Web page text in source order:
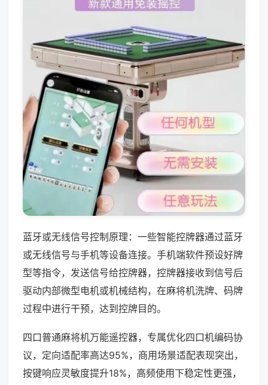
蓝牙或无线信号控制原理：一些智能控牌器通过蓝牙
或无线信号与手机等设备连接。手机端软件预设好牌
型等指令，发送信号给控牌器，控牌器接收到信号后
驱动内部微型电机或机械结构，在麻将机洗牌、码牌
过程中进行干预，达到控牌目的。
四口普通麻将机万能遥控器，专属优化四口机编码协
议，定向适配率高达95%，商用场景适配表现突出，
按键响应灵敏度提升18%，高频使用下稳定性更强，